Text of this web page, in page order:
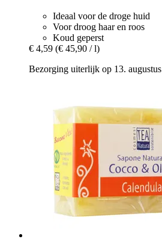
Ideaal voor de droge huid
Voor droog haar en roos
Koud geperst
€ 4,59 (€ 45,90 / l)
Bezorging uiterlijk op 13. augustus